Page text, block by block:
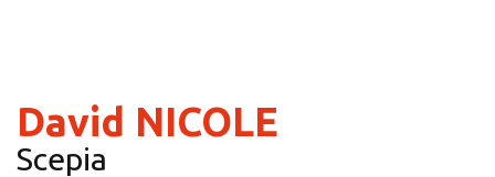
David NICOLE
Scepia